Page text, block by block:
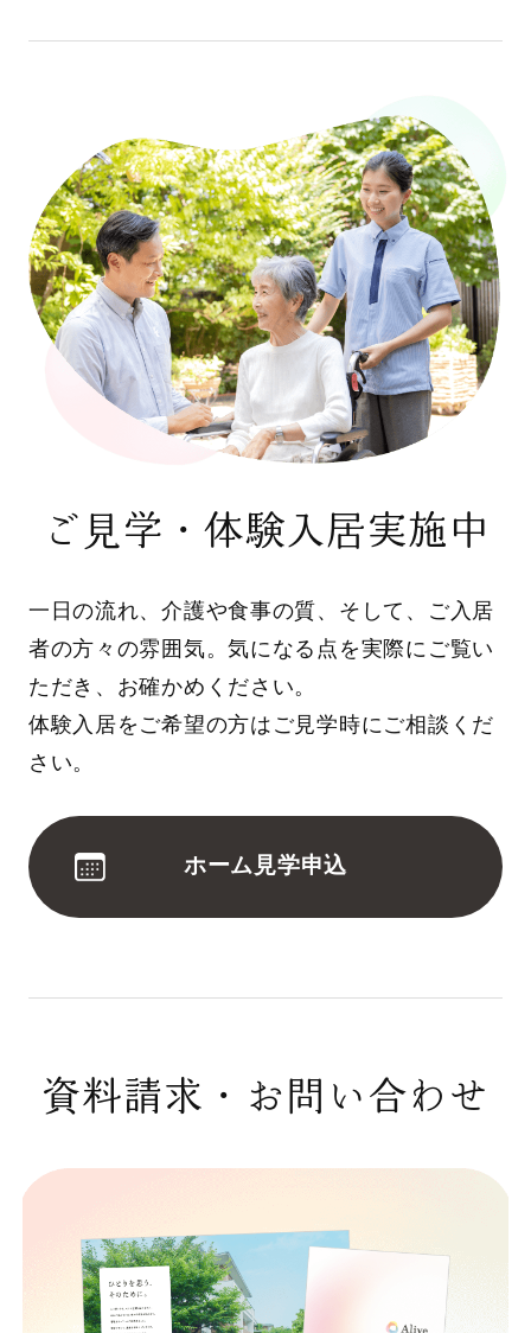
ご見学・体験入居実施中
一日の流れ、介護や食事の質、そして、ご入居
者の方々の雰囲気。気になる点を実際にご覧い
ただき、お確かめください。
体験入居をご希望の方はご見学時にご相談くだ
さい。
ホーム見学申込
資料請求・お問い合わせ